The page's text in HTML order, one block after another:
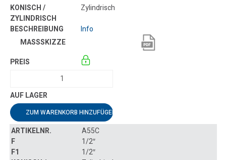
Zylindrisch
Info
ZUM WARENKORB HINZUFÜGEN
A55C
1/2″
1/2″